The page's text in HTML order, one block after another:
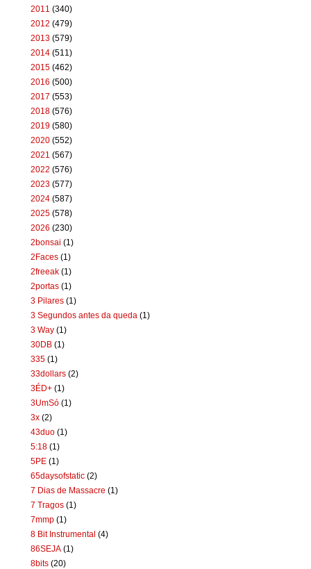
2011 (340)
2012 (479)
2013 (579)
2014 (511)
2015 (462)
2016 (500)
2017 (553)
2018 (576)
2019 (580)
2020 (552)
2021 (567)
2022 (576)
2023 (577)
2024 (587)
2025 (578)
2026 (230)
2bonsai (1)
2Faces (1)
2freeak (1)
2portas (1)
3 Pilares (1)
3 Segundos antes da queda (1)
3 Way (1)
30DB (1)
335 (1)
33dollars (2)
3ÉD+ (1)
3UmSó (1)
3x (2)
43duo (1)
5:18 (1)
5PE (1)
65daysofstatic (2)
7 Dias de Massacre (1)
7 Tragos (1)
7mmp (1)
8 Bit Instrumental (4)
86SEJA (1)
8bits (20)